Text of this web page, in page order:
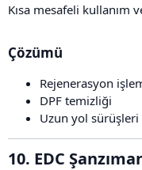
Kısa mesafeli kullanım
Çözümü​
Rejenerasyon
DPF temizliği
Uzun yol sürüşleri
10. EDC